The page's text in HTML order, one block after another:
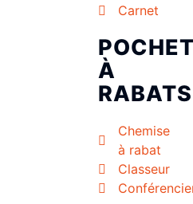
Carnet
À
RABATS
Chemise
à rabat
Classeur